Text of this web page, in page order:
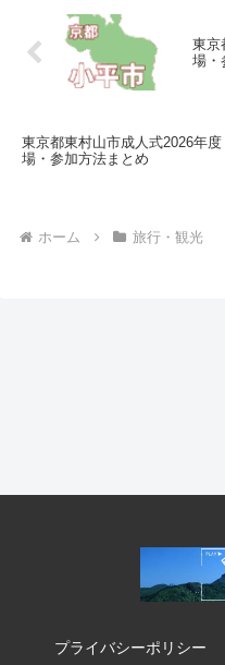
東京
場・
東京都東村山市成人式2026年
場・参加方法まとめ
ホーム 旅行・観光
プライバシーポリシー